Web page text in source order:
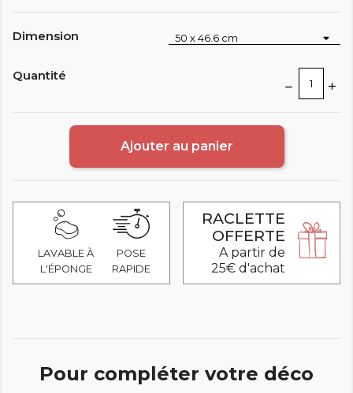
Dimension
Quantité
Ajouter au panier
LAVABLE À
L'ÉPONGE
POSE
RAPIDE
RACLETTE
OFFERTE
A partir de
25€ d'achat
Pour compléter votre déco